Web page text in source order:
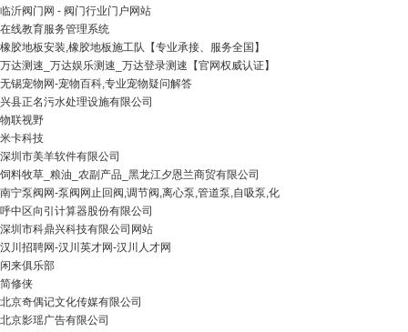
临沂阀门网 - 阀门行业门户网站
在线教育服务管理系统
橡胶地板安装,橡胶地板施工队【专业承接、服务全国】
万达测速_万达娱乐测速_万达登录测速【官网权威认证】
无锡宠物网-宠物百科,专业宠物疑问解答
兴县正名污水处理设施有限公司
物联视野
米卡科技
深圳市美羊软件有限公司
饲料牧草_粮油_农副产品_黑龙江夕恩兰商贸有限公司
南宁泵阀网-泵阀网止回阀,调节阀,离心泵,管道泵,自吸泵,化
呼中区向引计算器股份有限公司
深圳市科鼎兴科技有限公司网站
汉川招聘网-汉川英才网-汉川人才网
闲来俱乐部
简修侠
北京奇偶记文化传媒有限公司
北京影瑶广告有限公司